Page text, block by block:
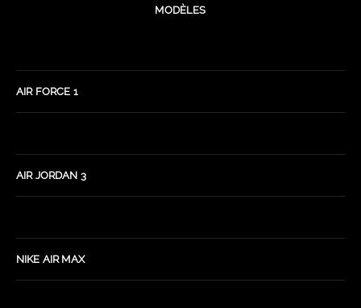
MODÈLES
AIR FORCE 1
AIR JORDAN 3
NIKE AIR MAX